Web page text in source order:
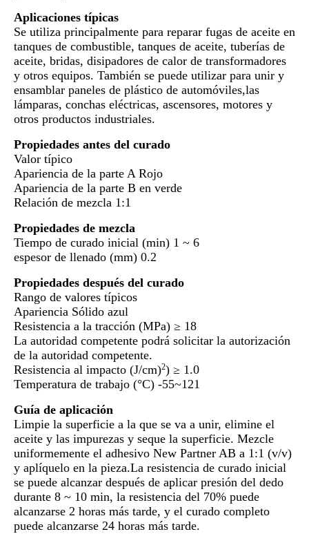
Aplicaciones típicas
Se utiliza principalmente para reparar fugas de aceite en
tanques de combustible, tanques de aceite, tuberías de
aceite, bridas, disipadores de calor de transformadores
y otros equipos. También se puede utilizar para unir y
ensamblar paneles de plástico de automóviles,las
lámparas, conchas eléctricas, ascensores, motores y
otros productos industriales.
Propiedades antes del curado
Valor típico
Apariencia de la parte A Rojo
Apariencia de la parte B en verde
Relación de mezcla 1:1
Propiedades de mezcla
Tiempo de curado inicial (min) 1 ~ 6
espesor de llenado (mm) 0.2
Propiedades después del curado
Rango de valores típicos
Apariencia Sólido azul
Resistencia a la tracción (MPa) ≥ 18
La autoridad competente podrá solicitar la autorización
de la autoridad competente.
Resistencia al impacto (J/cm)2) ≥ 1.0
Temperatura de trabajo (°C) -55~121
Guía de aplicación
Limpie la superficie a la que se va a unir, elimine el
aceite y las impurezas y seque la superficie. Mezcle
uniformemente el adhesivo New Partner AB a 1:1 (v/v)
y aplíquelo en la pieza.La resistencia de curado inicial
se puede alcanzar después de aplicar presión del dedo
durante 8 ~ 10 min, la resistencia del 70% puede
alcanzarse 2 horas más tarde, y el curado completo
puede alcanzarse 24 horas más tarde.